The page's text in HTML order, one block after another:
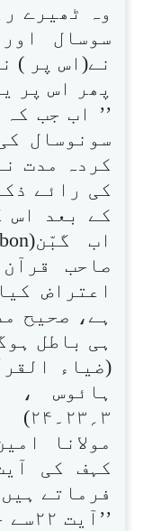
وہ ٹھیرے
سوسال
نے(اس پر )
پھر اس پر
’’ اب جب
سونوسال
کردہ مدت
کی رائے
کے بعد اس
صاحب
اعتراض
ہی باطل
(ضیاء
۳؍۲۳۔۲۴)
مولانا
فرماتے